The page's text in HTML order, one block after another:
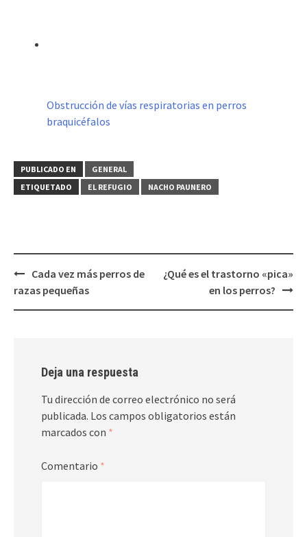
Obstrucción de vías respiratorias en perros
braquicéfalos
PUBLICADO EN
GENERAL
ETIQUETADO
EL REFUGIO NACHO PAUNERO
Navegación
de
entradas
Cada vez más perros de
razas pequeñas
¿Qué es el trastorno «pica»
en los perros?
Deja una respuesta
Tu dirección de correo electrónico no será
publicada. Los campos obligatorios están
marcados con *
Comentario *